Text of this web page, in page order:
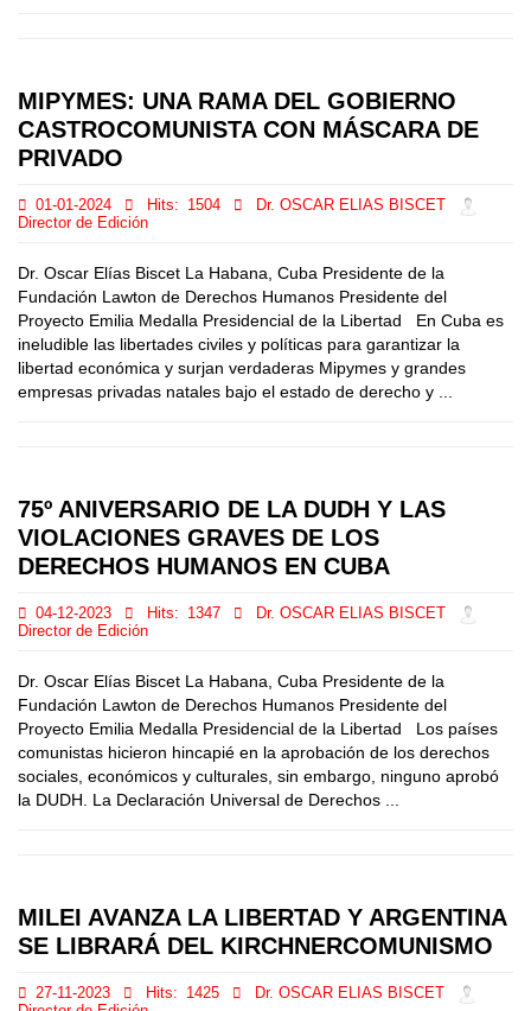
MIPYMES: UNA RAMA DEL GOBIERNO
CASTROCOMUNISTA CON MÁSCARA DE
PRIVADO
01-01-2024 Hits: 1504
Dr. OSCAR ELIAS BISCET
Director de Edición
Dr. Oscar Elías Biscet La Habana, Cuba Presidente de la
Fundación Lawton de Derechos Humanos Presidente del
Proyecto Emilia Medalla Presidencial de la Libertad En Cuba es
ineludible las libertades civiles y políticas para garantizar la
libertad económica y surjan verdaderas Mipymes y grandes
empresas privadas natales bajo el estado de derecho y ...
75º ANIVERSARIO DE LA DUDH Y LAS
VIOLACIONES GRAVES DE LOS
DERECHOS HUMANOS EN CUBA
04-12-2023 Hits: 1347
Dr. OSCAR ELIAS BISCET
Director de Edición
Dr. Oscar Elías Biscet La Habana, Cuba Presidente de la
Fundación Lawton de Derechos Humanos Presidente del
Proyecto Emilia Medalla Presidencial de la Libertad Los países
comunistas hicieron hincapié en la aprobación de los derechos
sociales, económicos y culturales, sin embargo, ninguno aprobó
la DUDH. La Declaración Universal de Derechos ...
MILEI AVANZA LA LIBERTAD Y ARGENTINA
SE LIBRARÁ DEL KIRCHNERCOMUNISMO
27-11-2023 Hits: 1425
Dr. OSCAR ELIAS BISCET